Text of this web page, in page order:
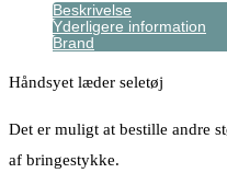
Beskrivelse
Yderligere information
Brand
Håndsyet læder seletøj
Det er muligt at bestille andre
af bringestykke.